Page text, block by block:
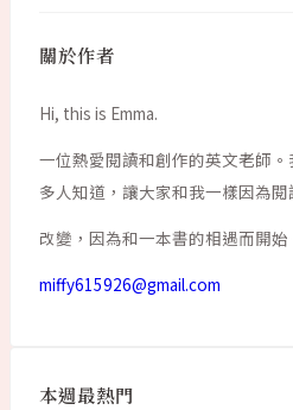
關於作者
Hi, this is Emma.
一位熱愛閱讀和創作的英文老師
多人知道，讓大家和我一樣因為閱
改變，因為和一本書的相遇而開始
miffy615926@gmail.com
本週最熱門